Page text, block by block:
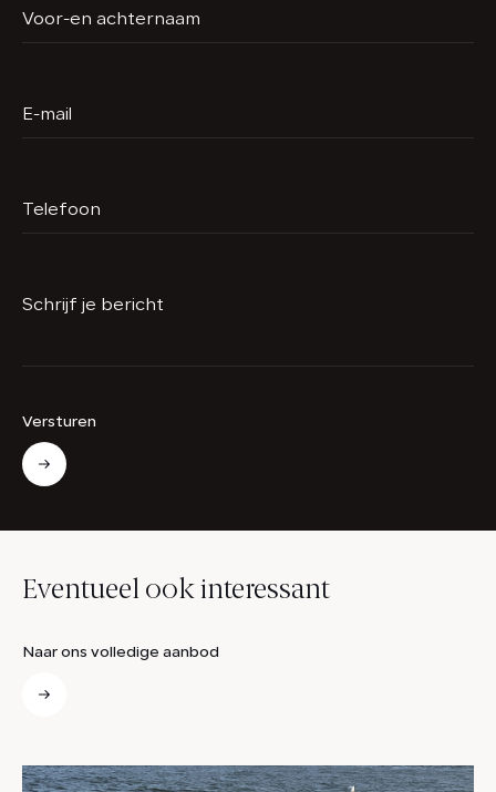
Voor-en achternaam
E-mail
Telefoon
Schrijf je bericht
Versturen
Eventueel ook interessant
Naar ons volledige aanbod